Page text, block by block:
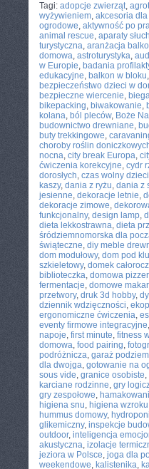
Tagi: adopcje zwierząt,
wyżywieniem, akcesoria
ogrodowe, aktywność po
animal rescue, aparaty
turystyczna, aranżacja
domowa, astroturystyka,
w Europie, badania
edukacyjne, balkon w bloku,
bezpieczeństwo dzieci w
bezpieczne wiercenie,
bikepacking, biwakowanie,
kolana, ból pleców, Boże
budownictwo drewniane,
buty trekkingowe,
choroby roślin
nocna, city break Europa,
ćwiczenia korekcyjne, cydr
dorosłych, czas wolny dzieci
kaszy, dania z ryżu, dania z
jesienne, dekoracje letnie,
dekoracje zimowe,
funkcjonalny, design lamp,
dieta lekkostrawna, dieta
śródziemnomorska dla
świąteczne, diy meble
dom modułowy, dom pod
szkieletowy, domek
biblioteczka, domowa
fermentacje, domowe
przetwory, druk 3d hobby,
dziennik wdzięczności,
ergonomiczne ćwiczenia,
eventy firmowe integracyjne,
napoje, first minute, fitness
domowa, food pairing,
podróżnicza, garaż
dla dwojga, gotowanie na
sous vide, granice osobiste,
karciane rodzinne, gry
gry zespołowe,
higiena snu, higiena wzroku
hummus domowy,
glikemiczny, inspekcje
outdoor, inteligencja
akustyczna, izolacje
jeziora w Polsce, joga dla
weekendowe, kalistenika,